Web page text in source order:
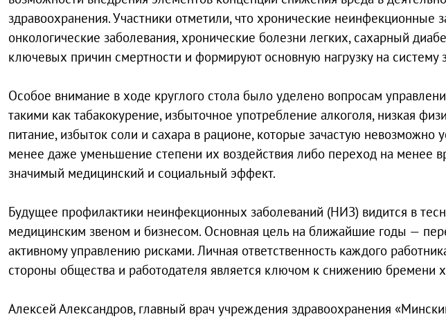
здравоохранения. Участники отметили, что хронические неинфекционные
онкологические заболевания, хронические болезни легких, сахарный
ключевых причин смертности и формируют основную нагрузку на систему
Особое внимание в ходе круглого стола было уделено вопросам
такими как табакокурение, избыточное употребление алкоголя, низкая
питание, избыток соли и сахара в рационе, которые зачастую невозможно
менее даже уменьшение степени их воздействия либо переход на менее
значимый медицинский и социальный эффект.
Будущее профилактики неинфекционных заболеваний (НИЗ) видится в
медицинским звеном и бизнесом. Основная цель на ближайшие годы —
активному управлению рисками. Личная ответственность каждого
стороны общества и работодателя является ключом к снижению бремени
Алексей Александров, главный врач учреждения здравоохранения